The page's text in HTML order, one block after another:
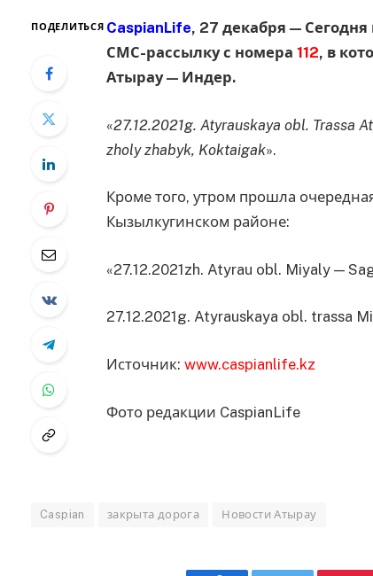
ПОДЕЛИТЬСЯ CaspianLife, 27 декабря —
СМС-рассылку с номера 112, в
Атырау — Индер.
«27.12.2021g. Atyrauskaya obl. Trassa
zholy zhabyk, Koktaigak».
Кроме того, утром прошла
Кызылкугинском районе:
«27.12.2021zh. Atyrau obl. Miyaly —
27.12.2021g. Atyrauskaya obl. trassa
Источник: www.caspianlife.kz
Фото редакции CaspianLife
Caspian закрыта дорога Новости Атырау